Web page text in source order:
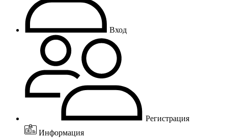
Вход
Регистрация
Информация